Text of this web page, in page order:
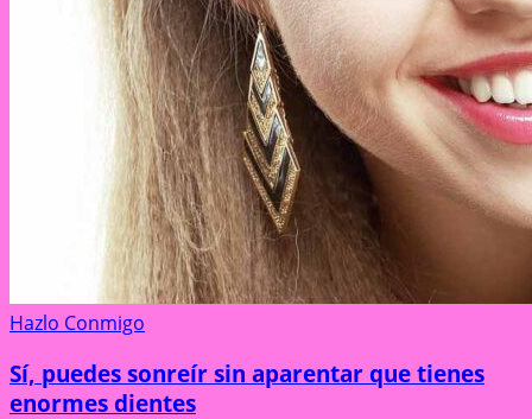
Hazlo Conmigo
Sí, puedes sonreír sin aparentar que tienes
enormes dientes